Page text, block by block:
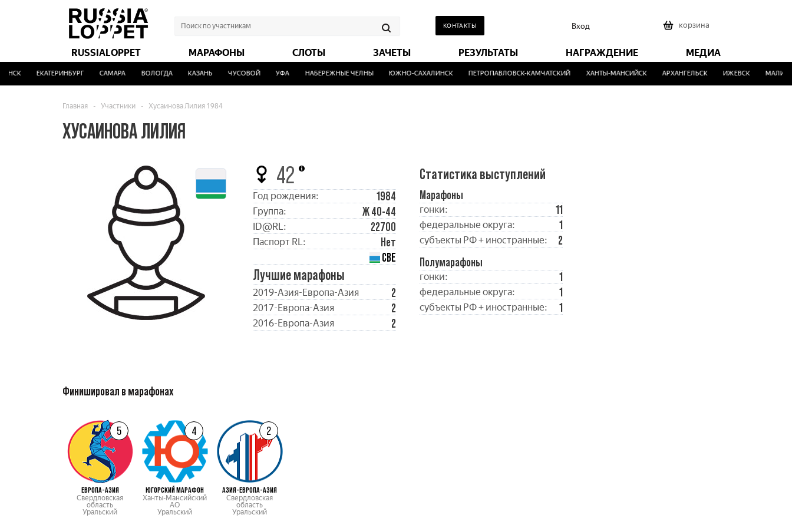
КОНТАКТЫ Вход корзина
RUSSIALOPPET МАРАФОНЫ СЛОТЫ ЗАЧЕТЫ РЕЗУЛЬТАТЫ НАГРАЖДЕНИЕ МЕДИА
ЕКАТЕРИНБУРГ САМАРА ВОЛОГДА КАЗАНЬ ЧУСОВОЙ УФА НАБЕРЕЖНЫЕ ЧЕЛНЫ ЮЖНО-САХАЛИНСК ПЕТРОПАВЛОВСК-КАМЧАТСКИЙ ХАНТЫ-МАНСИЙСК АРХАНГЕЛЬСК ИЖЕВСК
Главная - Участники - Хусаинова Лилия 1984
ХУСАИНОВА ЛИЛИЯ
42
Год рождения: 1984
Группа: Ж 40-44
ID@RL: 22700
Паспорт RL:
Нет
СВЕ
Лучшие марафоны
2019-Азия-Европа-Азия 2
2017-Европа-Азия 2
2016-Европа-Азия 2
Статистика выступлений
Марафоны
гонки: 11
федеральные округа: 1
субъекты РФ + иностранные:
2
Полумарафоны
гонки: 1
федеральные округа: 1
субъекты РФ + иностранные: 1
Финишировал в марафонах
5
ЕВРОПА-АЗИЯ
Свердловская
область
Уральский
4
ЮГОРСКИЙ МАРАФОН
Ханты-Мансийский
АО
Уральский
2
АЗИЯ-ЕВРОПА-АЗИЯ
Свердловская
область
Уральский